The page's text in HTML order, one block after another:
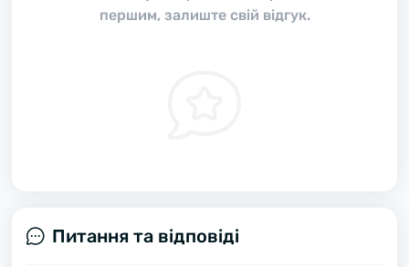
першим, залиште свій відгук.
Питання та відповіді